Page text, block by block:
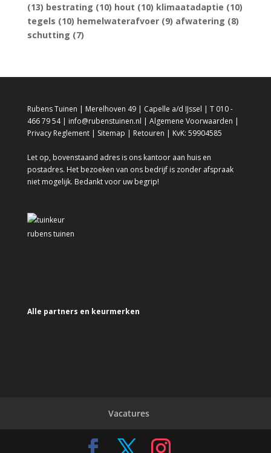
(13) bestrating (10) hout (10) klimaatadaptie (10)
tegels (10) hemelwaterafvoer(9) afwatering (8)
schutting (7)
Rubens Tuinen | Merelhoven 49 | Capelle a/d IJssel | T 010 -
466 79 54 | info@rubenstuinen.nl | Algemene Voorwaarden |
Privacy Reglement| Sitemap | Retouren | KvK: 59904585
Let op, bovenstaand adres is ons kantoor aan huis en
postadres. Het bezoeken van ons bedrijf is zonder afspraak
niet mogelijk. Bedankt voor uw begrip!
Alle partners en keurmerken
Vacatures